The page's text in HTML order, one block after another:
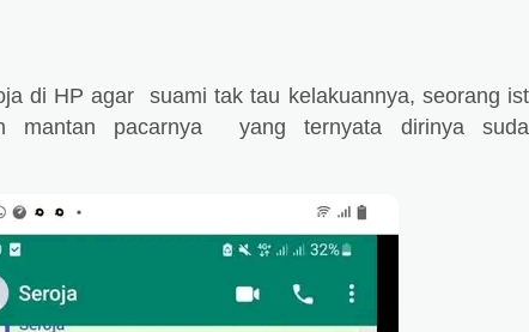
di HP agar suami tak tau kelakuannya, seorang
mantan pacarnya yang ternyata dirinya